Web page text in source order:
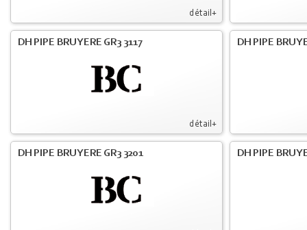
détail+
détail+
DH PIPE BRUYERE GR3 3117 DH PIPE
DH PIPE BRUYERE GR3 3201 DH PIPE